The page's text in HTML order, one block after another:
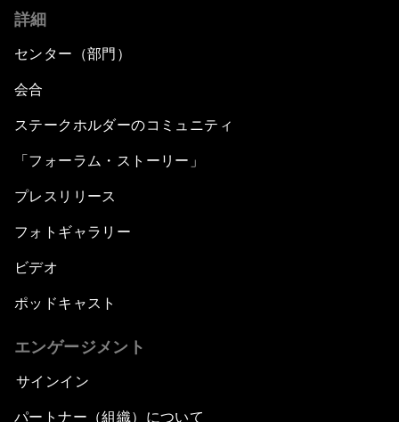
詳細
センター（部門）
会合
ステークホルダーのコミュニティ
「フォーラム・ストーリー」
プレスリリース
フォトギャラリー
ビデオ
ポッドキャスト
エンゲージメント
サインイン
パートナー（組織）について